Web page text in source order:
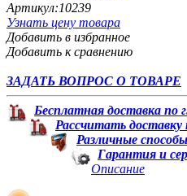
Артикул:10239
Узнать цену товара
Добавить в избранное
Добавить к сравнению
ЗАДАТЬ ВОПРОС О ТОВАРЕ
Бесплатная доставка по
Рассчитать доставку
Различные
Гарантия и
Описание